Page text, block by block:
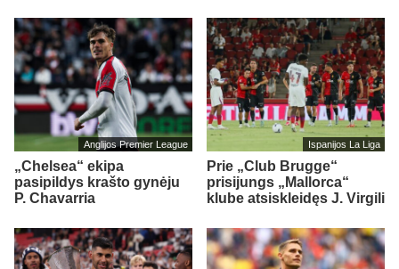
Anglijos Premier League
„Chelsea“ ekipa
pasipildys krašto gynėju
P. Chavarria
Ispanijos La Liga
Prie „Club Brugge“
prisijungs „Mallorca“
klube atsiskleidęs J. Virgili